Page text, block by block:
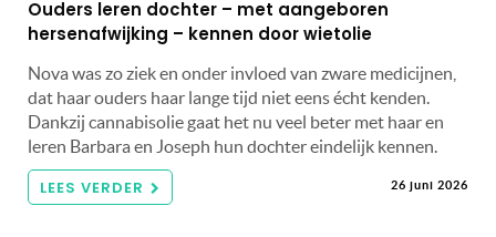
Ouders leren dochter – met aangeboren
hersenafwijking – kennen door wietolie
Nova was zo ziek en onder invloed van zware medicijnen,
dat haar ouders haar lange tijd niet eens écht kenden.
Dankzij cannabisolie gaat het nu veel beter met haar en
leren Barbara en Joseph hun dochter eindelijk kennen.
LEES VERDER 26 juni 2026